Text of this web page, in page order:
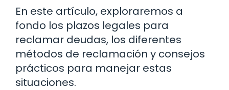
En este artículo, exploraremos a
fondo los plazos legales para
reclamar deudas, los diferentes
métodos de reclamación y consejos
prácticos para manejar estas
situaciones.